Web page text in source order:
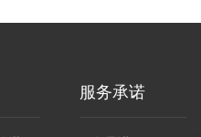
服务承诺